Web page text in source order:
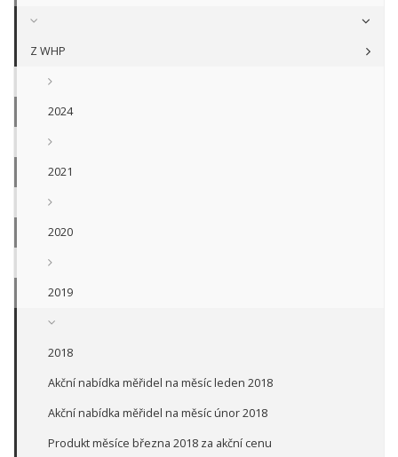
Z WHP
2024
2021
2020
2019
2018
Akční nabídka měřidel na měsíc leden 2018
Akční nabídka měřidel na měsíc únor 2018
Produkt měsíce března 2018 za akční cenu